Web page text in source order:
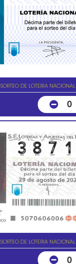
SORTEO DE LOTERIA NACIONAL
0
SORTEO DE LOTERIA NACIONAL
0